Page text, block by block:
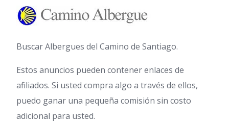
Buscar Albergues del Camino de Santiago.
Estos anuncios pueden contener enlaces de
afiliados. Si usted compra algo a través de ellos,
puedo ganar una pequeña comisión sin costo
adicional para usted.